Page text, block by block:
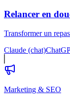
Relancer en
Transformer un
Claude (chat)
Marketing & SEO